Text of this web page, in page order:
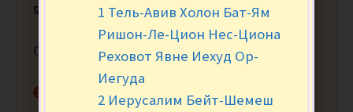
₪ 139.00 за шт.
Ограничение до 2 шт. на заказ.
Нет в наличии
1 Тель-Авив Холон Бат-Ям
Ришон-Ле-Цион Нес-Циона
Реховот Явне Иехуд Ор-
Иегуда
2 Иерусалим Бейт-Шемеш